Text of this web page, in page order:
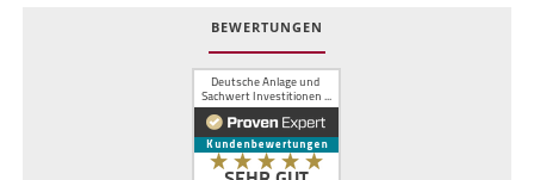
BEWERTUNGEN